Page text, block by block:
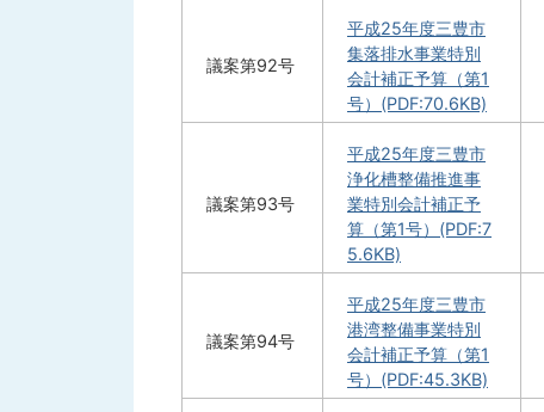
議案第92号
平成25年度三豊市
集落排水事業特別
会計補正予算（第1
号）(PDF:70.6KB)
議案第93号
平成25年度三豊市
浄化槽整備推進事
業特別会計補正予
算（第1号）(PDF:7
5.6KB)
議案第94号
平成25年度三豊市
港湾整備事業特別
会計補正予算（第1
号）(PDF:45.3KB)